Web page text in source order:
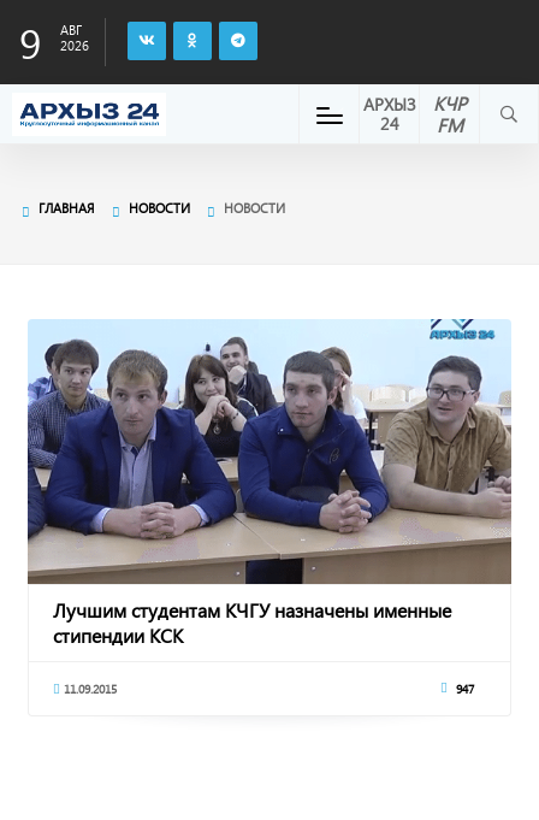
9
АВГ
2026
КЧР
FM
АРХЫЗ
24
ГЛАВНАЯ НОВОСТИ НОВОСТИ
Лучшим студентам КЧГУ назначены именные
стипендии КСК
11.09.2015 947